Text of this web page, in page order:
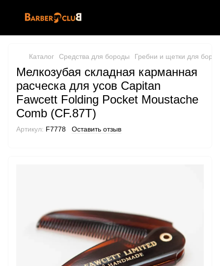
Каталог Средства для бороды Гребни и щетки для
Мелкозубая складная карманная
расческа для усов Capitan
Fawcett Folding Pocket Moustache
Comb (CF.87T)
Артикул: F7778 Оставить отзыв